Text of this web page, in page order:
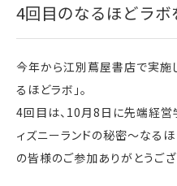
4回目のなるほどラ
今年から江別蔦屋書店で実施
るほどラボ」。
4回目は、10月8日に先端経
ィズニーランドの秘密～なるほ
の皆様のご参加ありがとうござ